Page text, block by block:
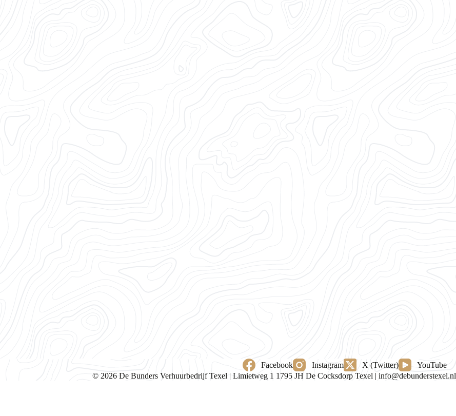
Facebook Instagram X (Twitter)
YouTube
© 2026 De Bunders Verhuurbedrijf Texel | Limietweg 1 1795 JH De Cocksdorp Texel | info@debunderstexel.nl